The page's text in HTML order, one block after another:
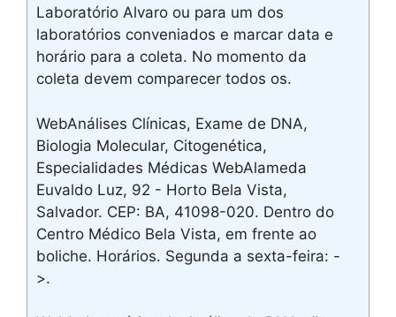
Laboratório Alvaro ou para um dos
laboratórios conveniados e marcar data e
horário para a coleta. No momento da
coleta devem comparecer todos os.
WebAnálises Clínicas, Exame de DNA,
Biologia Molecular, Citogenética,
Especialidades Médicas WebAlameda
Euvaldo Luz, 92 - Horto Bela Vista,
Salvador. CEP: BA, 41098-020. Dentro do
Centro Médico Bela Vista, em frente ao
boliche. Horários. Segunda a sexta-feira: -
>.